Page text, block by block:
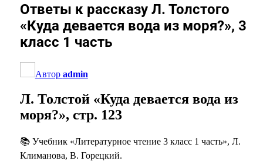
Ответы к рассказу Л. Толстого
«Куда девается вода из моря?», 3
класс 1 часть
Автор admin
Л. Толстой «Куда девается вода из
моря?», стр. 123
📚 Учебник «Литературное чтение 3 класс 1 часть», Л.
Климанова, В. Горецкий.